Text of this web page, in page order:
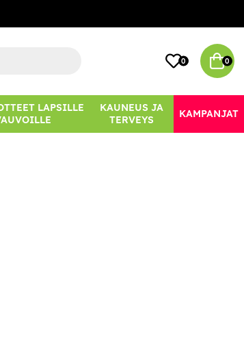
0 0
LAPSILLE
KAUNEUS JA
TERVEYS
KAMPANJAT